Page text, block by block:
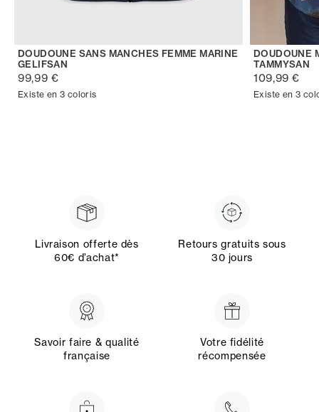
DOUDOUNE SANS MANCHES FEMME MARINE
GELIFSAN
99,99 €
Existe en 3 coloris
DOUDOUNE
TAMMYSAN
109,99 €
Existe en 3
Livraison offerte dès
60€ d’achat*
Retours gratuits sous
30 jours
Savoir faire & qualité
française
Votre fidélité
récompensée